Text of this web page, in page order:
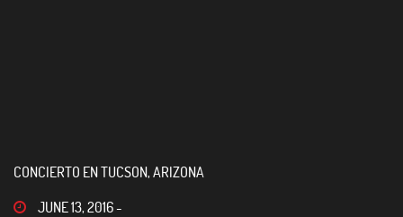
CONCIERTO EN TUCSON, ARIZONA
JUNE 13, 2016-